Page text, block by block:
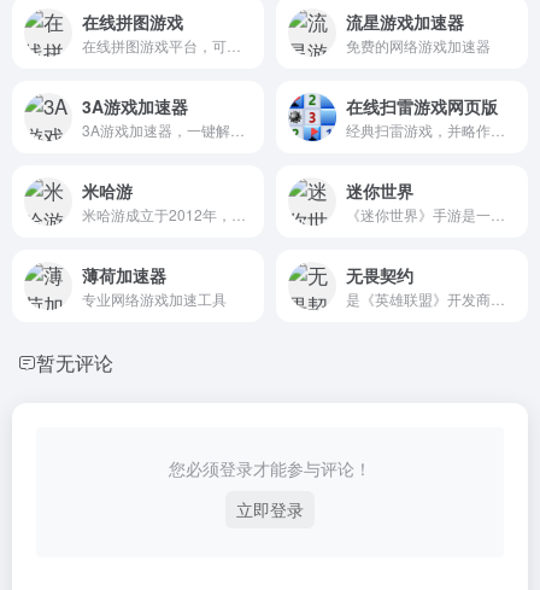
在线拼图游戏 流星游戏加速器
免费的网络游戏加速器
3A游戏加速器 在线扫雷游戏网页版
米哈游 迷你世界
薄荷加速器
专业网络游戏加速工具
无畏契约
暂无评论
您必须登录才能参与评论！
立即登录